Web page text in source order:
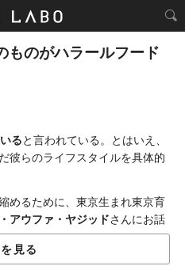
ものがハラールフード
ると言われている。とはいえ、
彼らのライフスタイルを具体的
めるために、東京生まれ東京育
アウファ・ヤジッドさんにお話
イスラム教を信仰するひとり
見る